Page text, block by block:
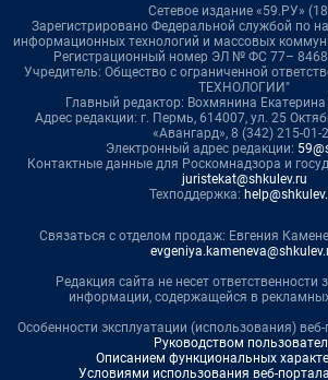
Сетевое издание «59.РУ»
Зарегистрировано Федеральной службой по
информационных технологий и массовых
Регистрационный номер ЭЛ № ФС 77–
Учредитель: Общество с ограниченной
ТЕХНОЛОГИИ"
Главный редактор: Вохмянина
Адрес редакции: г. Пермь, 614007, ул. 25
«Авангард», 8 (342) 215-01-
Электронный адрес редакции:
Контактные данные для Роскомнадзора и
juristekat@shkulev.ru
Техподдержка:
Связаться с отделом продаж: Евгения
Редакция сайта не несет ответственности
информации, содержащейся в
Особенности эксплуатации (использования)
Руководством
Описанием функциональных
Условиями использования веб-